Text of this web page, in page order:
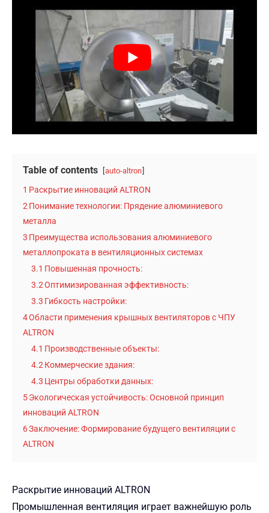
Table of contents auto-altron
1 Раскрытие инноваций ALTRON
2Понимание технологии: Прядение алюминиевого
металла
3 Преимущества использования алюминиевого
металлопроката в вентиляционных системах
3.1 Повышенная прочность:
3.2Оптимизированная эффективность:
3.3 Гибкость настройки:
4Области применения крышных вентиляторов с ЧПУ
ALTRON
4.1 Производственные объекты:
4.2Коммерческие здания:
4.3 Центры обработки данных:
5Экологическая устойчивость: Основной принцип
инноваций ALTRON
6Заключение: Формирование будущего вентиляции с
ALTRON
Раскрытие инноваций ALTRON
Промышленная вентиляция играет важнейшую роль